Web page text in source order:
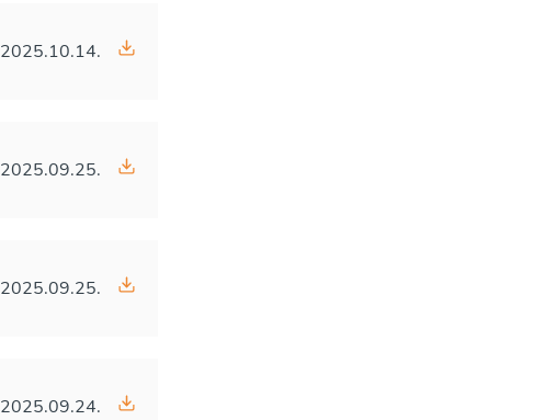
2025.10.14.
2025.09.25.
2025.09.25.
2025.09.24.